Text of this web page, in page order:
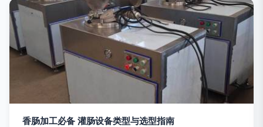
香肠加工必备 灌肠设备类型与选型指南